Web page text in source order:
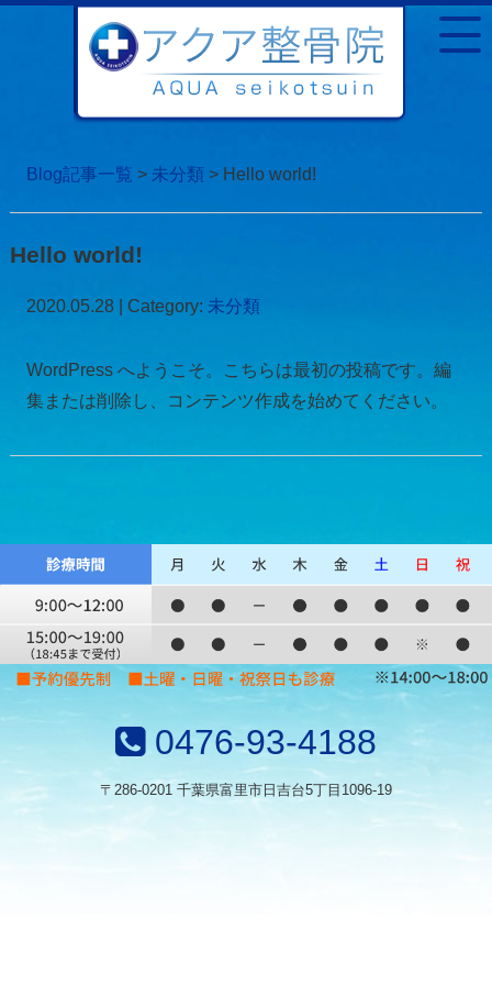
Blog記事一覧 > 未分類 > Hello world!
Hello world!
2020.05.28 | Category: 未分類
WordPress へようこそ。こちらは最初の投稿です。編
集または削除し、コンテンツ作成を始めてください。
0476-93-4188
〒286-0201 千葉県富里市日吉台5丁目1096-19